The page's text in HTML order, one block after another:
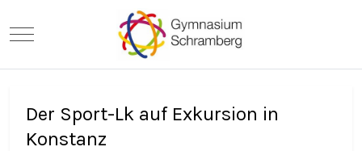
Mobile Menu Toggle
Der Sport-Lk auf Exkursion in
Konstanz